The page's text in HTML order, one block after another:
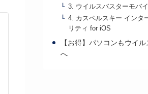
3. ウイルスバスターモバ
4. カスペルスキー インタ
リティ for iOS
【お得】パソコンもウイ
へ